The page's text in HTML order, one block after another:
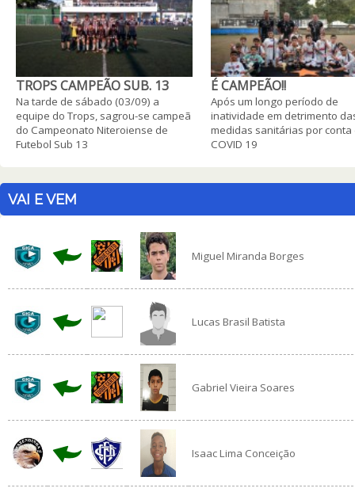
TROPS CAMPEÃO SUB. 13
Na tarde de sábado (03/09) a
equipe do Trops, sagrou-se campeã
do Campeonato Niteroiense de
Futebol Sub 13
É CAMPEÃO!!
Após um longo período de
inatividade em detrimento
medidas sanitárias por conta
COVID 19
VAI E VEM
Miguel Miranda Borges
Lucas Brasil Batista
Gabriel Vieira Soares
Isaac Lima Conceição